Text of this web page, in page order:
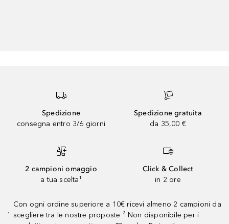
Spedizione
consegna entro 3/6 giorni
Spedizione gratuita
da 35,00 €
2 campioni omaggio
a tua scelta¹
Click & Collect
in 2 ore
¹
Con ogni ordine superiore a 10€ ricevi almeno 2 campioni da
scegliere tra le nostre proposte ² Non disponibile per i